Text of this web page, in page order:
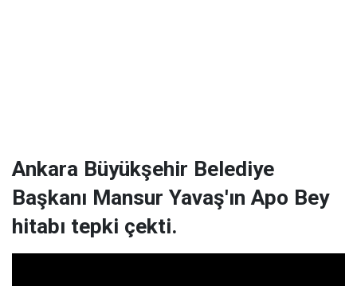
Ankara Büyükşehir Belediye
Başkanı Mansur Yavaş'ın Apo Bey
hitabı tepki çekti.